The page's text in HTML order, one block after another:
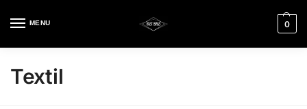
MENU 0
Textil